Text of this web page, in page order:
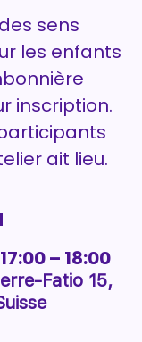
sens
les enfants
inscription.
ait lieu.
– 18:00
Fatio 15,